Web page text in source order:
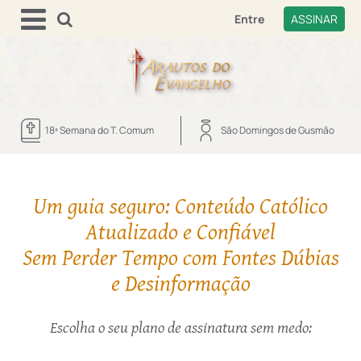
Entre ASSINAR
18ª Semana do T. Comum São Domingos de Gusmão
Um guia seguro: Conteúdo Católico
Atualizado e Confiável
Sem Perder Tempo com Fontes Dúbias
e Desinformação
Escolha o seu plano de assinatura sem medo: